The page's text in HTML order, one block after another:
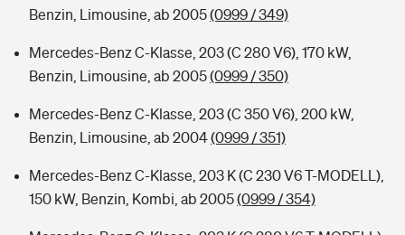
Benzin, Limousine, ab 2005(0999 / 349)
Mercedes-Benz C-Klasse, 203 (C 280 V6), 170 kW,
Benzin, Limousine, ab 2005(0999 / 350)
Mercedes-Benz C-Klasse, 203 (C 350 V6), 200 kW,
Benzin, Limousine, ab 2004(0999 / 351)
Mercedes-Benz C-Klasse, 203 K (C 230 V6 T-MODELL),
150 kW, Benzin, Kombi, ab 2005(0999 / 354)